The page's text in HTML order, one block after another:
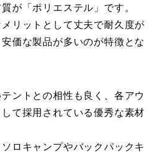
が「ポリエステル」です。
リットとして丈夫で耐久度が
価な製品が多いのが特徴とな
ントとの相性も良く、各アウ
て採用されている優秀な素材
ロキャンプやバックパックキ